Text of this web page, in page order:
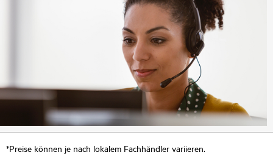
*Preise können je nach lokalem Fachhändler variieren.